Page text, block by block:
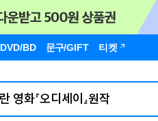
DVD/BD 문구/GIFT 티켓